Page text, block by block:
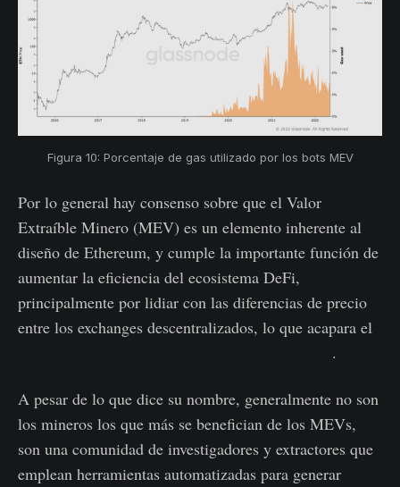
Figura 10: Porcentaje de gas utilizado por los bots MEV
Por lo general hay consenso sobre que el Valor
Extraíble Minero (MEV) es un elemento inherente al
diseño de Ethereum, y cumple la importante función de
aumentar la eficiencia del ecosistema DeFi,
principalmente por lidiar con las diferencias de precio
entre los exchanges descentralizados, lo que acapara el
.
A pesar de lo que dice su nombre, generalmente no son
los mineros los que más se benefician de los MEVs,
son una comunidad de investigadores y extractores que
emplean herramientas automatizadas para generar